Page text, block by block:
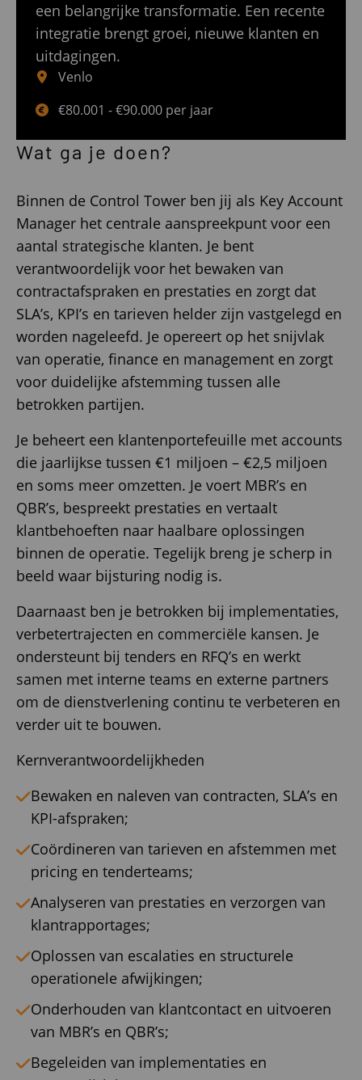
een belangrijke transformatie. Een recente
integratie brengt groei, nieuwe klanten en
uitdagingen.
Venlo
€80.001 - €90.000 per jaar
Wat ga je doen?
Binnen de Control Tower ben jij als Key Account
Manager het centrale aanspreekpunt voor een
aantal strategische klanten. Je bent
verantwoordelijk voor het bewaken van
contractafspraken en prestaties en zorgt dat
SLA’s, KPI’s en tarieven helder zijn vastgelegd en
worden nageleefd. Je opereert op het snijvlak
van operatie, finance en management en zorgt
voor duidelijke afstemming tussen alle
betrokken partijen.
Je beheert een klantenportefeuille met accounts
die jaarlijkse tussen €1 miljoen – €2,5 miljoen
en soms meer omzetten. Je voert MBR’s en
QBR’s, bespreekt prestaties en vertaalt
klantbehoeften naar haalbare oplossingen
binnen de operatie. Tegelijk breng je scherp in
beeld waar bijsturing nodig is.
Daarnaast ben je betrokken bij implementaties,
verbetertrajecten en commerciële kansen. Je
ondersteunt bij tenders en RFQ’s en werkt
samen met interne teams en externe partners
om de dienstverlening continu te verbeteren en
verder uit te bouwen.
Kernverantwoordelijkheden
Bewaken en naleven van contracten, SLA’s en
KPI-afspraken;
Coördineren van tarieven en afstemmen met
pricing en tenderteams;
Analyseren van prestaties en verzorgen van
klantrapportages;
Oplossen van escalaties en structurele
operationele afwijkingen;
Onderhouden van klantcontact en uitvoeren
van MBR’s en QBR’s;
Begeleiden van implementaties en